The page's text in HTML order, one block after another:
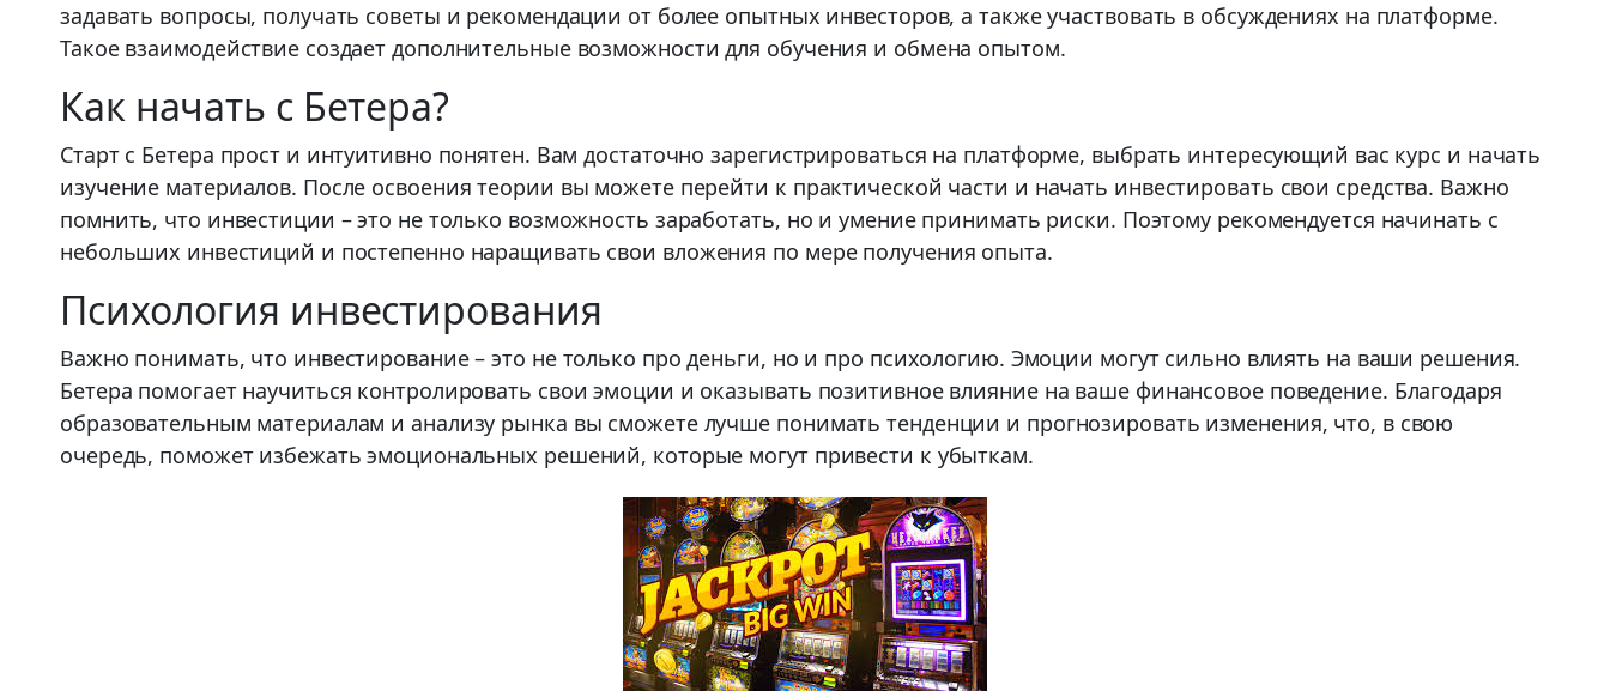
задавать вопросы, получать советы и рекомендации от более опытных инвесторов, а также участвовать в обсуждениях на платформе.
Такое взаимодействие создает дополнительные возможности для обучения и обмена опытом.
Как начать с Бетера?
Старт с Бетера прост и интуитивно понятен. Вам достаточно зарегистрироваться на платформе, выбрать интересующий вас курс и начать
изучение материалов. После освоения теории вы можете перейти к практической части и начать инвестировать свои средства. Важно
помнить, что инвестиции – это не только возможность заработать, но и умение принимать риски. Поэтому рекомендуется начинать с
небольших инвестиций и постепенно наращивать свои вложения по мере получения опыта.
Психология инвестирования
Важно понимать, что инвестирование – это не только про деньги, но и про психологию. Эмоции могут сильно влиять на ваши решения.
Бетера помогает научиться контролировать свои эмоции и оказывать позитивное влияние на ваше финансовое поведение. Благодаря
образовательным материалам и анализу рынка вы сможете лучше понимать тенденции и прогнозировать изменения, что, в свою
очередь, поможет избежать эмоциональных решений, которые могут привести к убыткам.